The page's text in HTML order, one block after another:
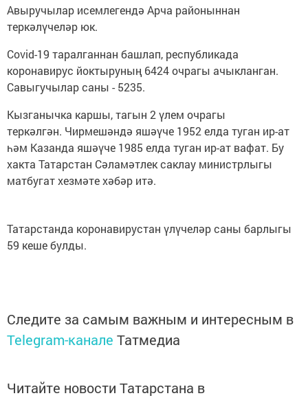
Авыручылар исемлегендә Арча районыннан
теркәлүчеләр юк.
Covid-19 таралганнан башлап, республикада
коронавирус йоктыруның 6424 очрагы ачыкланган.
Савыгучылар саны - 5235.
Кызганычка каршы, тагын 2 үлем очрагы
теркәлгән. Чирмешәндә яшәүче 1952 елда туган ир-ат
һәм Казанда яшәүче 1985 елда туган ир-ат вафат. Бу
хакта Татарстан Сәламәтлек саклау министрлыгы
матбугат хезмәте хәбәр итә.
Татарстанда коронавирустан үлүчеләр саны барлыгы
59 кеше булды.
Следите за самым важным и интересным в
Telegram-канале Татмедиа
Читайте новости Татарстана в